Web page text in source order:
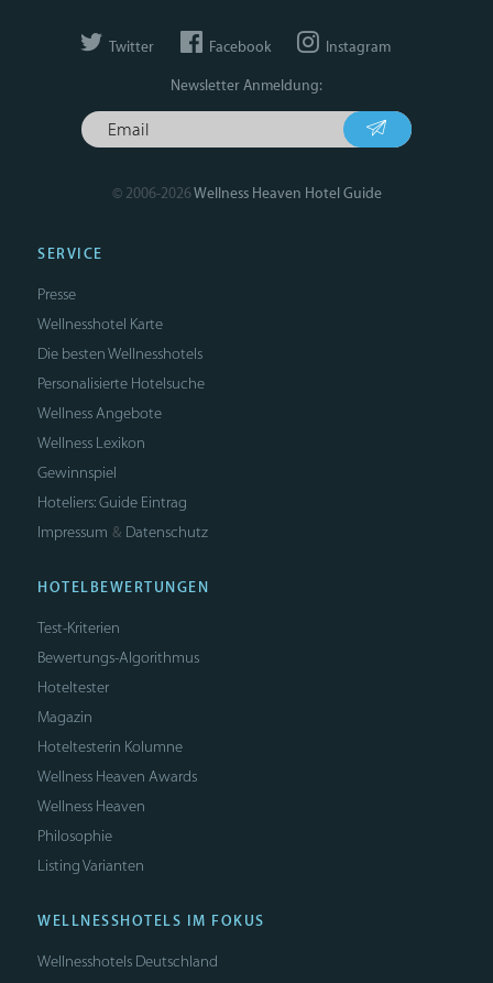
Twitter Facebook Instagram
Newsletter Anmeldung:
© 2006-2026Wellness Heaven Hotel Guide
SERVICE
Presse
Wellnesshotel Karte
Die besten Wellnesshotels
Personalisierte Hotelsuche
Wellness Angebote
Wellness Lexikon
Gewinnspiel
Hoteliers: Guide Eintrag
Impressum & Datenschutz
HOTELBEWERTUNGEN
Test-Kriterien
Bewertungs-Algorithmus
Hoteltester
Magazin
Hoteltesterin Kolumne
Wellness Heaven Awards
Wellness Heaven
Philosophie
Listing Varianten
WELLNESSHOTELS IM FOKUS
Wellnesshotels Deutschland